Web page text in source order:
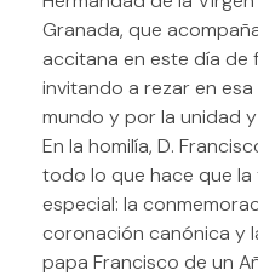
Granada, que
accitana en este día de
invitando a rezar en
mundo y por la unidad
En la homilía, D.
todo lo que hace que
especial: la
coronación canónica y
papa Francisco de un